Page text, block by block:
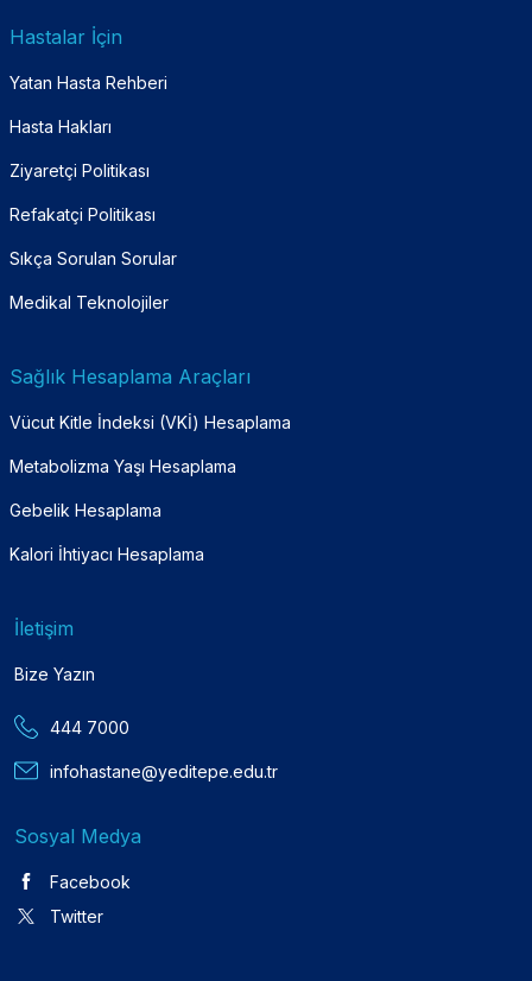
Hastalar İçin
Yatan Hasta Rehberi
Hasta Hakları
Ziyaretçi Politikası
Refakatçi Politikası
Sıkça Sorulan Sorular
Medikal Teknolojiler
Sağlık Hesaplama Araçları
Vücut Kitle İndeksi (VKİ) Hesaplama
Metabolizma Yaşı Hesaplama
Gebelik Hesaplama
Kalori İhtiyacı Hesaplama
İletişim
Bize Yazın
444 7000
infohastane@yeditepe.edu.tr
Sosyal Medya
Facebook
Twitter